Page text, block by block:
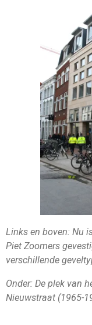
Links en boven: Nu
Piet Zoomers
verschillende
Onder: De plek van
Nieuwstraat (1965-